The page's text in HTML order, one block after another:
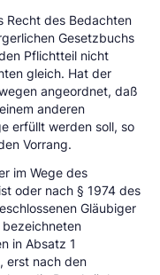
Recht des Bedachten
Gesetzbuchs
Pflichtteil nicht
gleich. Hat der
angeordnet, daß
anderen
erfüllt werden soll, so
Vorrang.
im Wege des
oder nach § 1974 des
Gläubiger
in Absatz 1
erst nach den